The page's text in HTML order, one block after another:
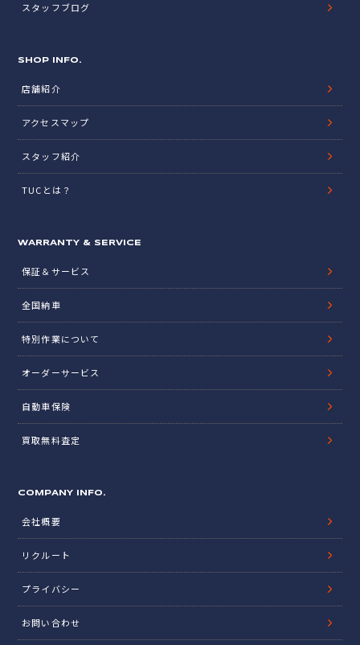
スタッフブログ
SHOP INFO.
店舗紹介
アクセスマップ
スタッフ紹介
TUCとは？
WARRANTY & SERVICE
保証＆サービス
全国納車
特別作業について
オーダーサービス
自動車保険
買取無料査定
COMPANY INFO.
会社概要
リクルート
プライバシー
お問い合わせ